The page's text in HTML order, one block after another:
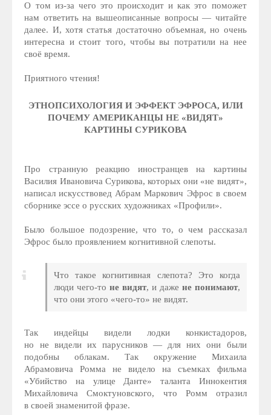
О том из-за чего это происходит и как это поможет
нам ответить на вышеописанные вопросы — читайте
далее. И, хотя статья достаточно объемная, но очень
интересна и стоит того, чтобы вы потратили на нее
своё время.
Приятного чтения!
ЭТНОПСИХОЛОГИЯ И ЭФФЕКТ ЭФРОСА, ИЛИ
ПОЧЕМУ АМЕРИКАНЦЫ НЕ «ВИДЯТ»
КАРТИНЫ СУРИКОВА
Про странную реакцию иностранцев на картины
Василия Ивановича Сурикова, которых они «не видят»,
написал искусствовед Абрам Маркович Эфрос в своем
сборнике эссе о русских художниках «Профили».
Было большое подозрение, что то, о чем рассказал
Эфрос было проявлением когнитивной слепоты.
Что такое когнитивная слепота? Это когда
люди чего-тоне видят, и даже не понимают,
что они этого «чего-то» не видят.
Так индейцы видели лодки конкистадоров,
но не видели их парусников — для них они были
подобны облакам. Так окружение Михаила
Абрамовича Ромма не видело на съемках фильма
«Убийство на улице Данте» таланта Иннокентия
Михайловича Смоктуновского, что Ромм отразил
в своей знаменитой фразе.